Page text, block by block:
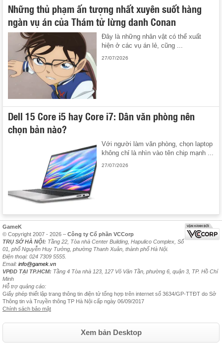
Những thủ phạm ấn tượng nhất xuyên suốt hàng
ngàn vụ án của Thám tử lừng danh Conan
Đây là những nhân vật có thể xuất
hiện ở các vụ án lẻ, cũng ...
27/07/2026
Dell 15 Core i5 hay Core i7: Dân văn phòng nên
chọn bản nào?
Với người làm văn phòng, chọn laptop
không chỉ là nhìn vào tên chip mạnh ...
27/07/2026
GameK
© Copyright 2007 - 2026 – Công ty Cổ phần VCCorp
TRỤ SỞ HÀ NỘI: Tầng 22, Tòa nhà Center Building, Hapulico Complex, Số
01, phố Nguyễn Huy Tưởng, phường Thanh Xuân, thành phố Hà Nội.
Điện thoại: 024 7309 5555.
Email: info@gamek.vn
VPĐD TẠI TP.HCM: Tầng 4 Tòa nhà 123, 127 Võ Văn Tần, phường 6, quận 3, TP. Hồ Chí
Minh
Hỗ trợ quảng cáo:
Giấy phép thiết lập trang thông tin điện tử tổng hợp trên internet số 3634/GP-TTĐT do Sở
Thông tin và Truyền thông TP Hà Nội cấp ngày 06/09/2017
Chính sách bảo mật
Xem bản Desktop